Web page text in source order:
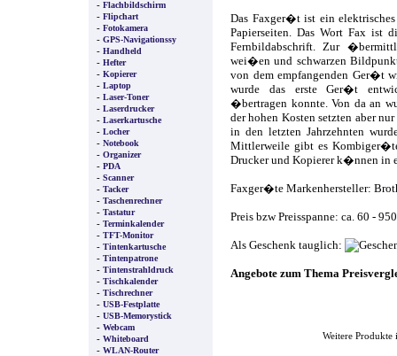
- Flachbildschirm
- Flipchart
- Fotokamera
- GPS-Navigationssy
- Handheld
- Hefter
- Kopierer
- Laptop
- Laser-Toner
- Laserdrucker
- Laserkartusche
- Locher
- Notebook
- Organizer
- PDA
- Scanner
- Tacker
- Taschenrechner
- Tastatur
- Terminkalender
- TFT-Monitor
- Tintenkartusche
- Tintenpatrone
- Tintenstrahldruck
- Tischkalender
- Tischrechner
- USB-Festplatte
- USB-Memorystick
- Webcam
- Whiteboard
- WLAN-Router
Das Faxger�t ist ein
Papierseiten. Das Wort Fax ist
Fernbildabschrift. Zur
wei�en und schwarzen
von dem empfangenden Ger�t
wurde das erste Ger�t
�bertragen konnte. Von da an
der hohen Kosten setzten aber
in den letzten Jahrzehnten
Mittlerweile gibt es
Drucker und Kopierer k�nnen in
Faxger�te Markenhersteller:
Preis bzw Preisspanne: ca. 60 -
Als Geschenk tauglich:
Angebote zum Thema
Weitere Produkte